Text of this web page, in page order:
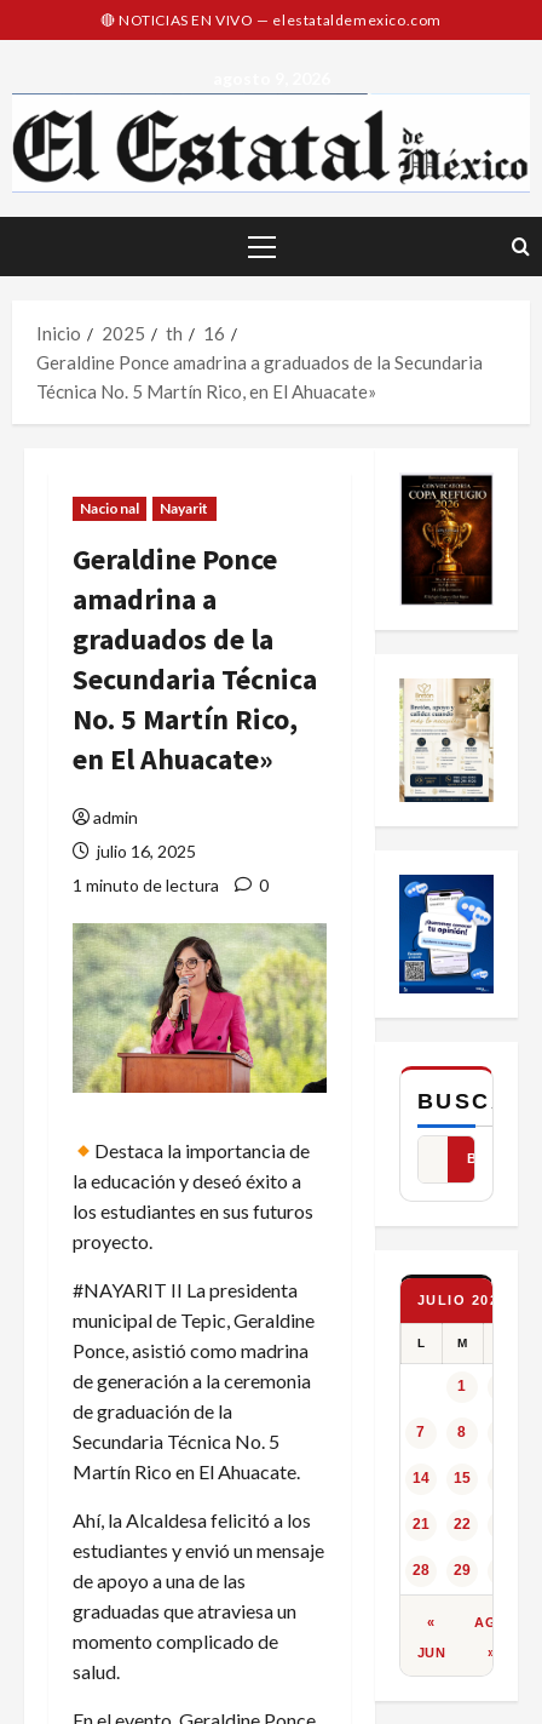
al
Menú
Inicio 2025 th
16
Geraldine Ponce amadrina a graduados de la Secundaria
Técnica No. 5 Martín Rico, en El Ahuacate»
Nacional Nayarit
Geraldine Ponce
amadrina a
graduados de la
Secundaria Técnica
No. 5 Martín Rico,
en El Ahuacate»
admin
julio 16, 2025
1 minuto de lectura
0
Destaca la importancia de
la educación y deseó éxito a
los estudiantes en sus futuros
proyecto.
#NAYARIT II La presidenta
municipal de Tepic, Geraldine
Ponce, asistió como madrina
de generación a la ceremonia
de graduación de la
Secundaria Técnica No. 5
Martín Rico en El Ahuacate.
Ahí, la Alcaldesa felicitó a los
estudiantes y envió un mensaje
de apoyo a una de las
graduadas que atraviesa un
momento complicado de
salud.
BUSCAR
BUSCAR
JULIO 2025
L M
1
7 8
14 15
21 22
28 29
«
JUN
AGO
»